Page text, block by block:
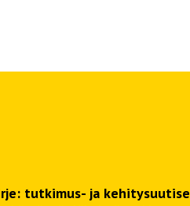
tutkimus- ja